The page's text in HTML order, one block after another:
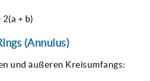
+ b)
(Annulus)
und äußeren Kreisumfangs: